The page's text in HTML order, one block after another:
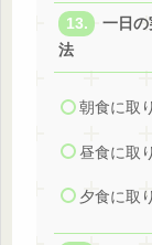
一日
法
朝食に取
昼食に取
夕食に取